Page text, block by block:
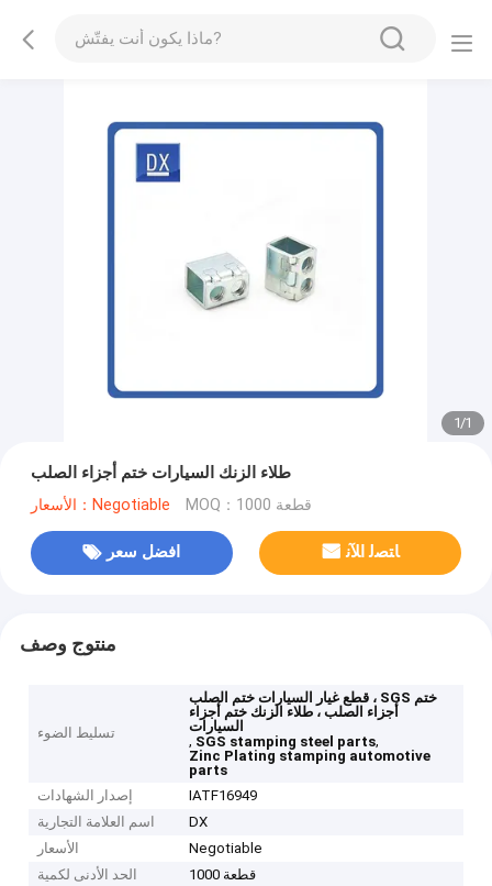
1/1
طلاء الزنك السيارات ختم أجزاء الصلب
الأسعار：Negotiable MOQ：1000 قطعة
افضل سعر ﺎﺘﺼﻟ ﺍﻶﻧ
منتوج وصف
تسليط الضوء
قطع غيار السيارات ختم الصلب ، SGS ختم
أجزاء الصلب ، طلاء الزنك ختم أجزاء
السيارات
, SGS stamping steel parts,
Zinc Plating stamping automotive
parts
إصدار الشهادات
IATF16949
اسم العلامة التجارية
DX
الأسعار
Negotiable
الحد الأدنى لكمية
1000 قطعة